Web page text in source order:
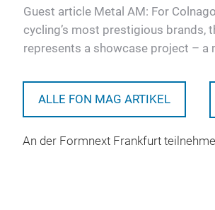
Guest article Metal AM: For
cycling’s most prestigious brands,
represents a showcase project – a
ALLE FON MAG ARTIKEL
An der Formnext Frankfurt